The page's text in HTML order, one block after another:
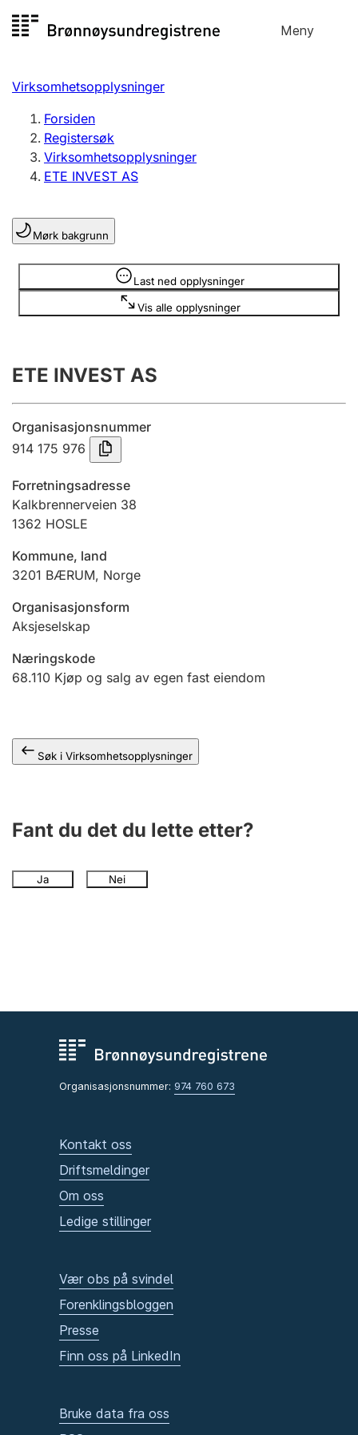
til
Meny
Registersøk
Aksjeselskap
Enkeltpersonforetak
Registrere, endre, slette
Lag og forening
Registrere, endre, slette
Årsregnskap
Innsending og forsinkelsesgebyr
Tinglysing
Jeger
Ektepaktveileder
Offentlig sektor
Virksomhetsopplysninger
Forsiden
Registersøk
Virksomhetsopplysninger
ETE INVEST AS
Mørk bakgrunn
Last ned opplysninger
Vis alle opplysninger
Opplysninger er skjult
ETE INVEST AS
Organisasjonsnummer
914 175 976
Forretningsadresse
Kalkbrennerveien 38
1362 HOSLE
Kommune, land
3201 BÆRUM, Norge
Organisasjonsform
Aksjeselskap
Næringskode
68.110 Kjøp og salg av egen fast eiendom
Søk i Virksomhetsopplysninger
Fant du det du lette etter?
Ja Nei
Organisasjonsnummer: 974 760 673
Kontakt oss
Driftsmeldinger
Om oss
Ledige stillinger
Vær obs på svindel
Forenklingsbloggen
Presse
Finn oss på LinkedIn
Bruke data fra oss